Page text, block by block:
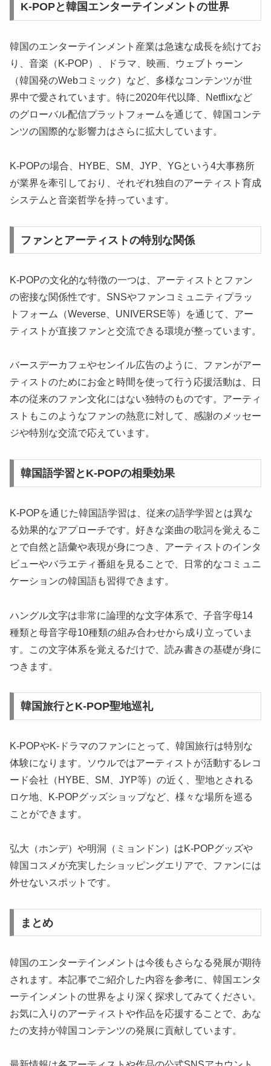
K-POPと韓国エンターテインメントの世界
韓国のエンターテインメント産業は急速な成長を続けてお
り、音楽（K-POP）、ドラマ、映画、ウェブトゥーン
（韓国発のWebコミック）など、多様なコンテンツが世
界中で愛されています。特に2020年代以降、Netflixなど
のグローバル配信プラットフォームを通じて、韓国コンテ
ンツの国際的な影響力はさらに拡大しています。
K-POPの場合、HYBE、SM、JYP、YGという4大事務所
が業界を牽引しており、それぞれ独自のアーティスト育成
システムと音楽哲学を持っています。
ファンとアーティストの特別な関係
K-POPの文化的な特徴の一つは、アーティストとファン
の密接な関係性です。SNSやファンコミュニティプラッ
トフォーム（Weverse、UNIVERSE等）を通じて、アー
ティストが直接ファンと交流できる環境が整っています。
バースデーカフェやセンイル広告のように、ファンがアー
ティストのためにお金と時間を使って行う応援活動は、日
本の従来のファン文化にはない独特のものです。アーティ
ストもこのようなファンの熱意に対して、感謝のメッセー
ジや特別な交流で応えています。
韓国語学習とK-POPの相乗効果
K-POPを通じた韓国語学習は、従来の語学学習とは異な
る効果的なアプローチです。好きな楽曲の歌詞を覚えるこ
とで自然と語彙や表現が身につき、アーティストのインタ
ビューやバラエティ番組を見ることで、日常的なコミュニ
ケーションの韓国語も習得できます。
ハングル文字は非常に論理的な文字体系で、子音字母14
種類と母音字母10種類の組み合わせから成り立っていま
す。この文字体系を覚えるだけで、読み書きの基礎が身に
つきます。
韓国旅行とK-POP聖地巡礼
K-POPやK-ドラマのファンにとって、韓国旅行は特別な
体験になります。ソウルではアーティストが活動するレコ
ード会社（HYBE、SM、JYP等）の近く、聖地とされる
ロケ地、K-POPグッズショップなど、様々な場所を巡る
ことができます。
弘大（ホンデ）や明洞（ミョンドン）はK-POPグッズや
韓国コスメが充実したショッピングエリアで、ファンには
外せないスポットです。
まとめ
韓国のエンターテインメントは今後もさらなる発展が期待
されます。本記事でご紹介した内容を参考に、韓国エンタ
ーテインメントの世界をより深く探求してみてください。
お気に入りのアーティストや作品を応援することで、あな
たの支持が韓国コンテンツの発展に貢献しています。